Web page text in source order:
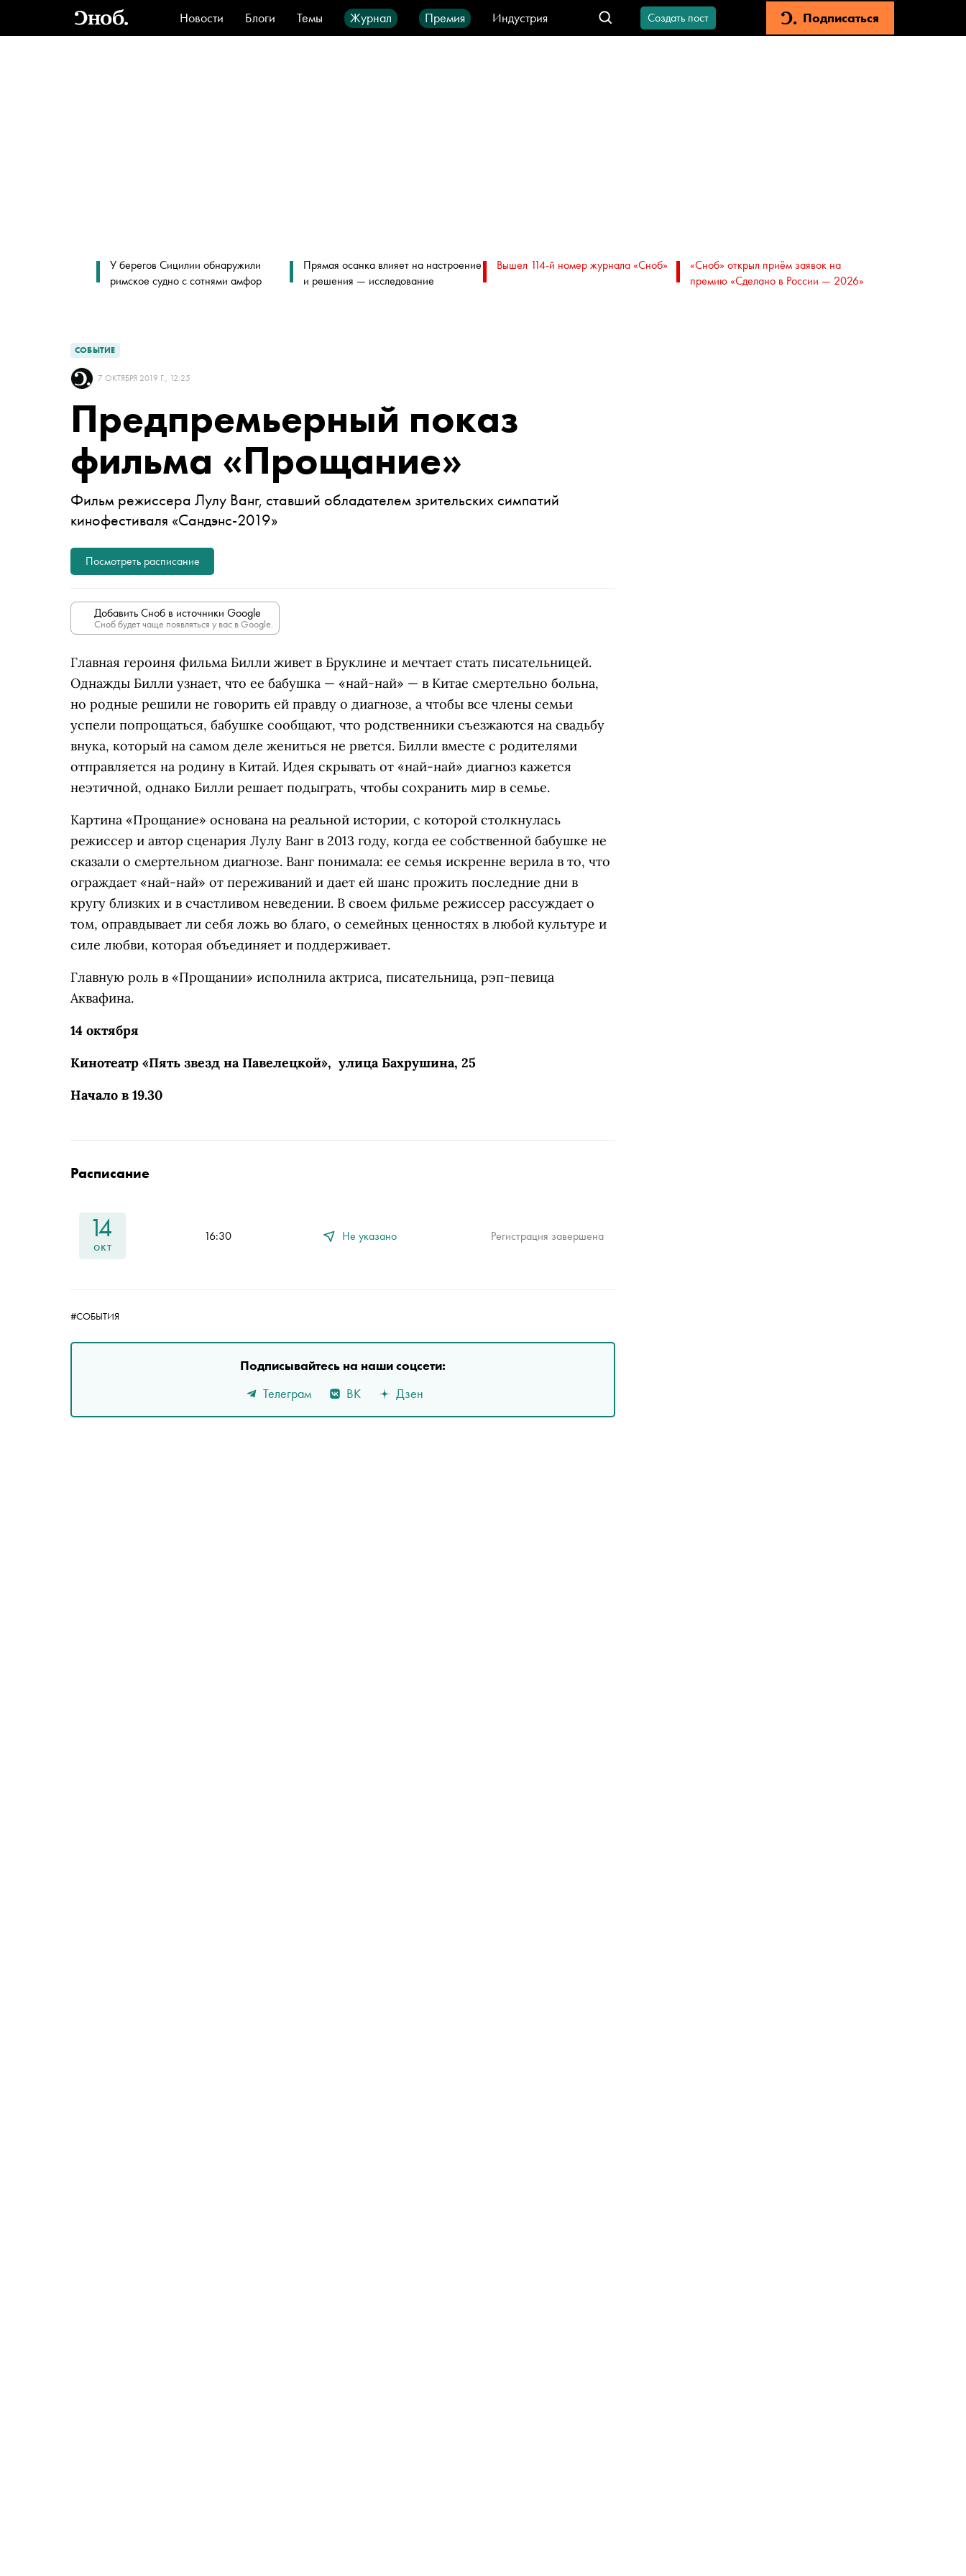
Новости Блоги Темы Журнал Премия
Индустрия
Стиль
Видео Город IT-продукты
Создать пост Подписаться
У берегов Сицилии обнаружили
римское судно с сотнями амфор
Прямая осанка влияет на настроение
и решения — исследование
Вышел 114-й номер журнала «Сноб»
«Сноб» открыл приём заявок на
премию «Сделано в России — 2026»
СОБЫТИЕ
7 ОКТЯБРЯ 2019 Г., 12:25
Предпремьерный показ
фильма «Прощание»
Фильм режиссера Лулу Ванг, ставший обладателем зрительских симпатий
кинофестиваля «Сандэнс-2019»
Посмотреть расписание
Добавить Сноб в источники Google
Сноб будет чаще появляться у вас в Google.
Главная героиня фильма Билли живет в Бруклине и мечтает стать писательницей.
Однажды Билли узнает, что ее бабушка — «най-най» — в Китае смертельно больна,
но родные решили не говорить ей правду о диагнозе, а чтобы все члены семьи
успели попрощаться, бабушке сообщают, что родственники съезжаются на свадьбу
внука, который на самом деле жениться не рвется. Билли вместе с родителями
отправляется на родину в Китай. Идея скрывать от «най-най» диагноз кажется
неэтичной, однако Билли решает подыграть, чтобы сохранить мир в семье.
Картина «Прощание» основана на реальной истории, с которой столкнулась
режиссер и автор сценария Лулу Ванг в 2013 году, когда ее собственной бабушке не
сказали о смертельном диагнозе. Ванг понимала: ее семья искренне верила в то, что
ограждает «най-най» от переживаний и дает ей шанс прожить последние дни в
кругу близких и в счастливом неведении. В своем фильме режиссер рассуждает о
том, оправдывает ли себя ложь во благо, о семейных ценностях в любой культуре и
силе любви, которая объединяет и поддерживает.
Главную роль в «Прощании» исполнила актриса, писательница, рэп-певица
Аквафина.
14 октября
Кинотеатр «Пять звезд на Павелецкой», улица Бахрушина, 25
Начало в 19.30
Расписание
14
окт
16:30 Не указано Регистрация завершена
#СОБЫТИЯ
Подписывайтесь на наши соцсети:
Телеграм
ВК Дзен